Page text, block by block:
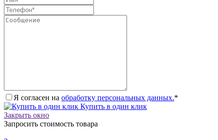
Я согласен на обработку персональных данных.*
Купить в один клик
Закрыть окно
Запросить стоимость товара